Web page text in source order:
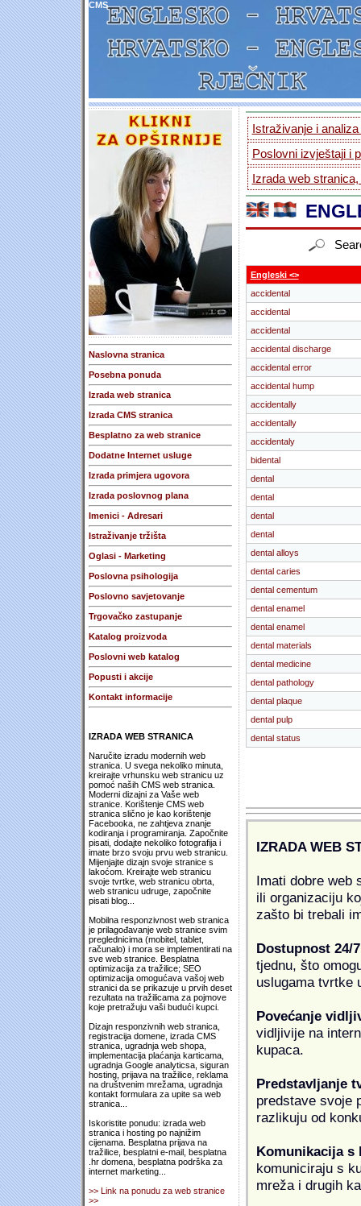
CMS
Naslovna stranica
Posebna ponuda
Izrada web stranica
Izrada CMS stranica
Besplatno za web stranice
Dodatne Internet usluge
Izrada primjera ugovora
Izrada poslovnog plana
Imenici - Adresari
Istraživanje tržišta
Oglasi - Marketing
Poslovna psihologija
Poslovno savjetovanje
Trgovačko zastupanje
Katalog proizvoda
Poslovni web katalog
Popusti i akcije
Kontakt informacije
IZRADA WEB STRANICA
Naručite izradu modernih web
stranica. U svega nekoliko minuta,
kreirajte vrhunsku web stranicu uz
pomoć naših CMS web stranica.
Moderni dizajni za Vaše web
stranice. Korištenje CMS web
stranica slično je kao korištenje
Facebooka, ne zahtjeva znanje
kodiranja i programiranja. Započnite
pisati, dodajte nekoliko fotografija i
imate brzo svoju prvu web stranicu.
Mijenjajte dizajn svoje stranice s
lakoćom. Kreirajte web stranicu
svoje tvrtke, web stranicu obrta,
web stranicu udruge, započnite
pisati blog...
Mobilna responzivnost web stranica
je prilagođavanje web stranice svim
preglednicima (mobitel, tablet,
računalo) i mora se implementirati na
sve web stranice. Besplatna
optimizacija za tražilice; SEO
optimizacija omogućava vašoj web
stranici da se prikazuje u prvih deset
rezultata na tražilicama za pojmove
koje pretražuju vaši budući kupci.
Dizajn responzivnih web stranica,
registracija domene, izrada CMS
stranica, ugradnja web shopa,
implementacija plaćanja karticama,
ugradnja Google analyticsa, siguran
hosting, prijava na tražilice, reklama
na društvenim mrežama, ugradnja
kontakt formulara za upite sa web
stranica...
Iskoristite ponudu: izrada web
stranica i hosting po najnižim
cijenama. Besplatna prijava na
tražilice, besplatni e-mail, besplatna
.hr domena, besplatna podrška za
internet marketing...
>> Link na ponudu za web stranice
>>
Istraživanje i
Poslovni izvještaji i
Izrada web
Engleski <>
accidental
accidental
accidental
accidental discharge
accidental error
accidental hump
accidentally
accidentally
accidentaly
bidental
dental
dental
dental
dental
dental alloys
dental caries
dental cementum
dental enamel
dental enamel
dental materials
dental medicine
dental pathology
dental plaque
dental pulp
dental status
IZRADA WEB
Imati dobre web
ili organizaciju
zašto bi trebali
Dostupnost 24/7
tjednu, što
uslugama tvrtke
Povećanje
vidljivije na
kupaca.
Predstavljanje
predstave svoje
razlikuju od
Komunikacija s
komuniciraju s
mreža i drugih